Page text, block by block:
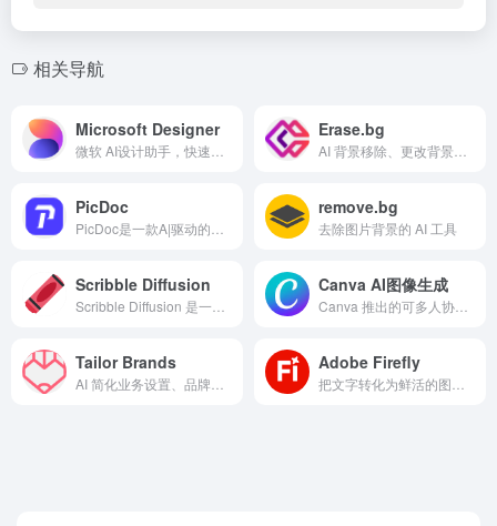
相关导航
Microsoft Designer Erase.bg
PicDoc remove.bg
去除图片背景的 AI 工具
Scribble Diffusion Canva AI图像生成
Tailor Brands Adobe Firefly